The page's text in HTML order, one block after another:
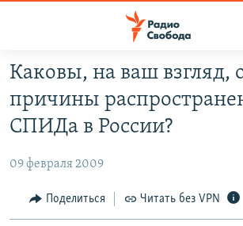
упрощенного
доступа
Вернуться
основному
Вернутся
ПРОГРАММЫ
ПОДКАСТЫ
АВТОРСКИЕ ПРОЕКТЫ
ЦИТАТЫ СВОБОДЫ
МНЕНИЯ
Каковы, на ваш взгляд,
причины
СПИДа в России?
09 февраля 2009
Поделиться Читать без VPN